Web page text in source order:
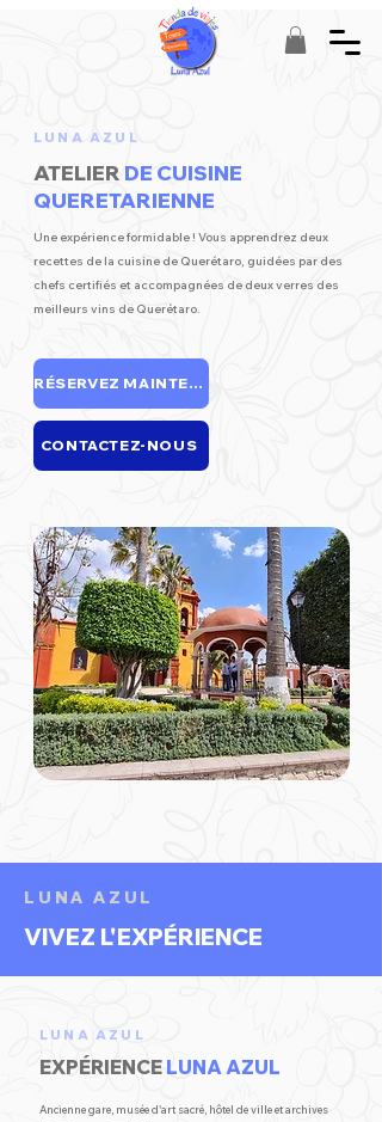
LUNA AZUL
ATELIER DE CUISINE
QUERETARIENNE
Une expérience formidable ! Vous apprendrez deux
recettes de la cuisine de Querétaro, guidées par des
chefs certifiés et accompagnées de deux verres des
meilleurs vins de Querétaro.
RÉSERVEZ MAINTENANT
CONTACTEZ-NOUS
LUNA AZUL
VIVEZ L'EXPÉRIENCE
LUNA AZUL
EXPÉRIENCE LUNA AZUL
Ancienne gare, musée d'art sacré, hôtel de ville et archives